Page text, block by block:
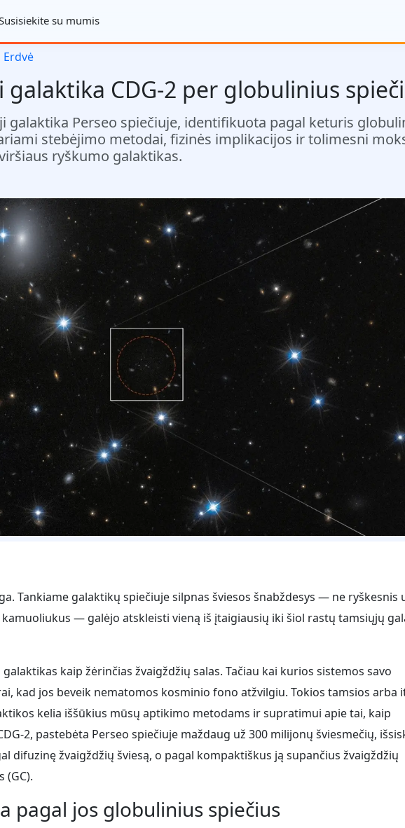
su mumis
Erdvė
CDG-2 per globulinius
galaktika Perseo spiečiuje, identifikuota pagal keturis
stebėjimo metodai, fizinės implikacijos ir tolimesni
ryškumo galaktikas.
Tankiame galaktikų spiečiuje silpnas šviesos šnabždesys — ne ryškesnis
— galėjo atskleisti vieną iš įtaigiausių iki šiol rastų tamsiųjų
kaip žėrinčias žvaigždžių salas. Tačiau kai kurios sistemos savo
kad jos beveik nematomos kosminio fono atžvilgiu. Tokios tamsios arba
kelia iššūkius mūsų aptikimo metodams ir supratimui apie tai, kaip
2, pastebėta Perseo spiečiuje maždaug už 300 milijonų šviesmečių,
difuzinę žvaigždžių šviesą, o pagal kompaktiškus ją supančius žvaigždžių
(GC).
pagal jos globulinius spiečius